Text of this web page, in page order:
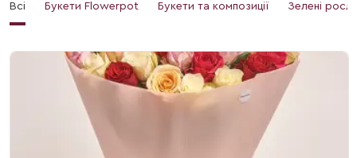
Всі Букети Flowerpot Букети та композиції Зелені